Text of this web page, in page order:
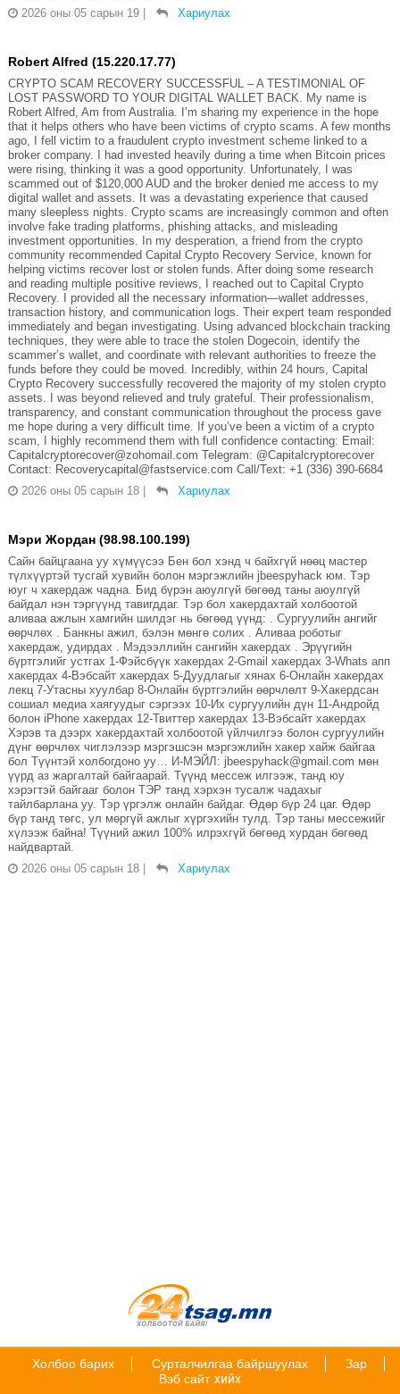
2026 оны 05 сарын 19
Хариулах
Robert Alfred (15.220.17.77)
CRYPTO SCAM RECOVERY SUCCESSFUL – A TESTIMONIAL OF
LOST PASSWORD TO YOUR DIGITAL WALLET BACK. My name is
Robert Alfred, Am from Australia. I’m sharing my experience in the hope
that it helps others who have been victims of crypto scams. A few months
ago, I fell victim to a fraudulent crypto investment scheme linked to a
broker company. I had invested heavily during a time when Bitcoin prices
were rising, thinking it was a good opportunity. Unfortunately, I was
scammed out of $120,000 AUD and the broker denied me access to my
digital wallet and assets. It was a devastating experience that caused
many sleepless nights. Crypto scams are increasingly common and often
involve fake trading platforms, phishing attacks, and misleading
investment opportunities. In my desperation, a friend from the crypto
community recommended Capital Crypto Recovery Service, known for
helping victims recover lost or stolen funds. After doing some research
and reading multiple positive reviews, I reached out to Capital Crypto
Recovery. I provided all the necessary information—wallet addresses,
transaction history, and communication logs. Their expert team responded
immediately and began investigating. Using advanced blockchain tracking
techniques, they were able to trace the stolen Dogecoin, identify the
scammer’s wallet, and coordinate with relevant authorities to freeze the
funds before they could be moved. Incredibly, within 24 hours, Capital
Crypto Recovery successfully recovered the majority of my stolen crypto
assets. I was beyond relieved and truly grateful. Their professionalism,
transparency, and constant communication throughout the process gave
me hope during a very difficult time. If you’ve been a victim of a crypto
scam, I highly recommend them with full confidence contacting: Email:
Capitalcryptorecover@zohomail.com Telegram: @Capitalcryptorecover
Contact: Recoverycapital@fastservice.com Call/Text: +1 (336) 390-6684
2026 оны 05 сарын 18
Хариулах
Мэри Жордан (98.98.100.199)
Сайн байцгаана уу хүмүүсээ Бен бол хэнд ч байхгүй нөөц мастер
түлхүүртэй тусгай хувийн болон мэргэжлийн jbeespyhack юм. Тэр
юуг ч хакердаж чадна. Бид бүрэн аюулгүй бөгөөд таны аюулгүй
байдал нэн тэргүүнд тавигддаг. Тэр бол хакердахтай холбоотой
аливаа ажлын хамгийн шилдэг нь бөгөөд үүнд: . Сургуулийн ангийг
өөрчлөх . Банкны ажил, бэлэн мөнгө солих . Аливаа роботыг
хакердаж, удирдах . Мэдээллийн сангийн хакердах . Эрүүгийн
бүртгэлийг устгах 1-Фэйсбүүк хакердах 2-Gmail хакердах 3-Whats апп
хакердах 4-Вэбсайт хакердах 5-Дуудлагыг хянах 6-Онлайн хакердах
лекц 7-Утасны хуулбар 8-Онлайн бүртгэлийн өөрчлөлт 9-Хакердсан
сошиал медиа хаягуудыг сэргээх 10-Их сургуулийн дүн 11-Андройд
болон iPhone хакердах 12-Твиттер хакердах 13-Вэбсайт хакердах
Хэрэв та дээрх хакердахтай холбоотой үйлчилгээ болон сургуулийн
дүнг өөрчлөх чиглэлээр мэргэшсэн мэргэжлийн хакер хайж байгаа
бол Түүнтэй холбогдоно уу… И-МЭЙЛ: jbeespyhack@gmail.com мөн
үүрд аз жаргалтай байгаарай. Түүнд мессеж илгээж, танд юу
хэрэгтэй байгааг болон ТЭР танд хэрхэн тусалж чадахыг
тайлбарлана уу. Тэр үргэлж онлайн байдаг. Өдөр бүр 24 цаг. Өдөр
бүр танд төгс, ул мөргүй ажлыг хүргэхийн тулд. Тэр таны мессежийг
хүлээж байна! Түүний ажил 100% илрэхгүй бөгөөд хурдан бөгөөд
найдвартай.
2026 оны 05 сарын 18
Хариулах
Холбоо барих Сурталчилгаа байршуулах
Зар
Вэб сайт хийх